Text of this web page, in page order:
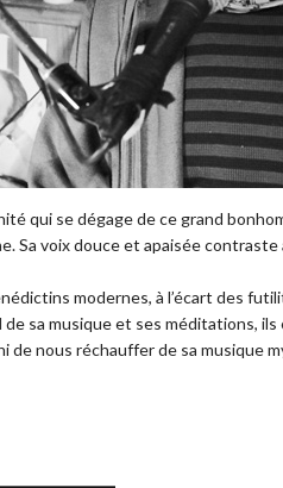
qui se dégage de ce grand
Sa voix douce et apaisée
modernes, à l’écart des
de sa musique et ses méditations,
de nous réchauffer de sa musique